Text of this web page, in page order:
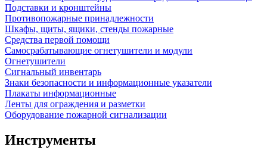
Подставки и кронштейны
Противопожарные принадлежности
Шкафы, щиты, ящики, стенды пожарные
Средства первой помощи
Самосрабатывающие огнетушители и модули
Огнетушители
Сигнальный инвентарь
Знаки безопасности и информационные указатели
Плакаты информационные
Ленты для ограждения и разметки
Оборудование пожарной сигнализации
Инструменты